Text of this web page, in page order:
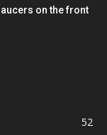
on the front
52